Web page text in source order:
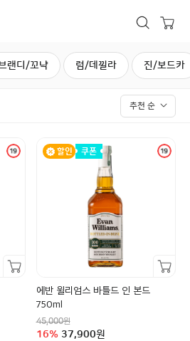
상품검색
랜디/꼬냑 럼/데낄라 진/보드카
추천 순
할인 쿠폰
에반 윌리엄스 바틀드 인 본드
750ml
45,000원
할인율
16%
구매금액
37,900원